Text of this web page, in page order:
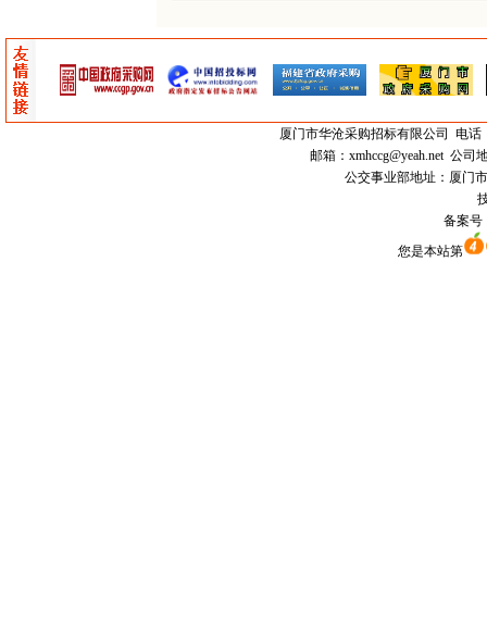
厦门市华沧采购招标有限公司
电话
邮箱： xmhccg@yeah.net公司地
公交事业部地址：厦门
备案
您是本站第